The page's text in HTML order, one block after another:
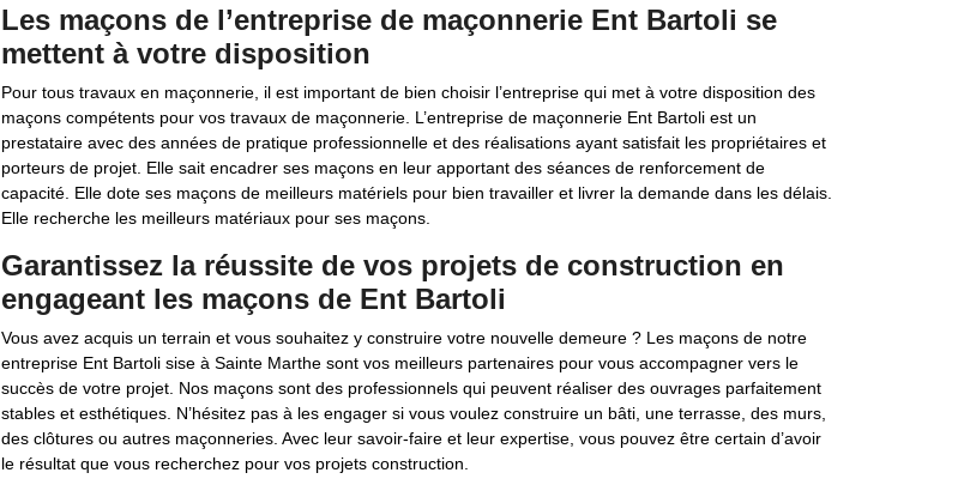
Les maçons de l’entreprise de maçonnerie Ent Bartoli se
mettent à votre disposition
Pour tous travaux en maçonnerie, il est important de bien choisir l’entreprise qui met à votre disposition des
maçons compétents pour vos travaux de maçonnerie. L’entreprise de maçonnerie Ent Bartoli est un
prestataire avec des années de pratique professionnelle et des réalisations ayant satisfait les propriétaires et
porteurs de projet. Elle sait encadrer ses maçons en leur apportant des séances de renforcement de
capacité. Elle dote ses maçons de meilleurs matériels pour bien travailler et livrer la demande dans les délais.
Elle recherche les meilleurs matériaux pour ses maçons.
Garantissez la réussite de vos projets de construction en
engageant les maçons de Ent Bartoli
Vous avez acquis un terrain et vous souhaitez y construire votre nouvelle demeure ? Les maçons de notre
entreprise Ent Bartoli sise à Sainte Marthe sont vos meilleurs partenaires pour vous accompagner vers le
succès de votre projet. Nos maçons sont des professionnels qui peuvent réaliser des ouvrages parfaitement
stables et esthétiques. N’hésitez pas à les engager si vous voulez construire un bâti, une terrasse, des murs,
des clôtures ou autres maçonneries. Avec leur savoir-faire et leur expertise, vous pouvez être certain d’avoir
le résultat que vous recherchez pour vos projets construction.